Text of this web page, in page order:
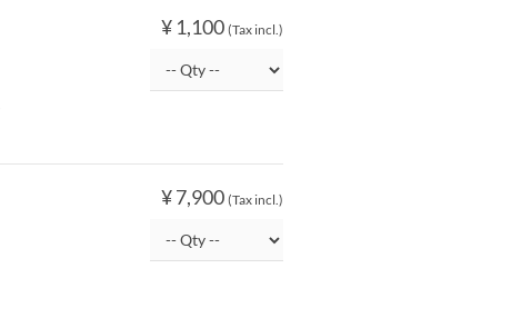
¥ 1,100 (Tax incl.)
¥ 7,900 (Tax incl.)